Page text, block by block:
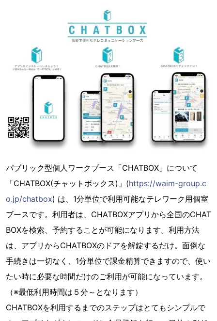
パブリック型個人ワークブース「CHATBOX」について
「CHATBOX(チャットボックス)」(https://waim-group.c
o.jp/chatbox) は、1分単位で利用可能なテレワーク用個室
ブースです。利用者は、CHATBOXアプリから全国のCHAT
BOXを検索、予約することが可能になります。利用方法
は、アプリからCHATBOXのドアを解錠するだけ。面倒な
手続きは一切なく、1分単位で課金精算できますので、使い
たい時に必要な時間だけのご利用が可能になっています。
（※最低利用時間は５分～となります）
CHATBOXを利用するまでのステップはとてもシンプルで